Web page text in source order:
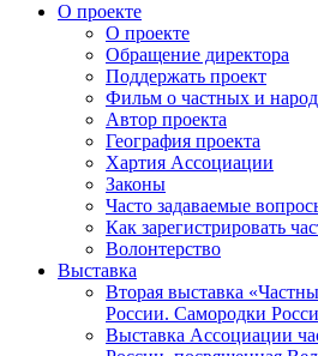
О проекте
О проекте
Обращение директора
Поддержать проект
Фильм о частных и
Автор проекта
География проекта
Хартия Ассоциации
Законы
Часто задаваемые
Как зарегистрировать
Волонтерство
Выставка
Вторая выставка
России. Самородки
Выставка Ассоциации